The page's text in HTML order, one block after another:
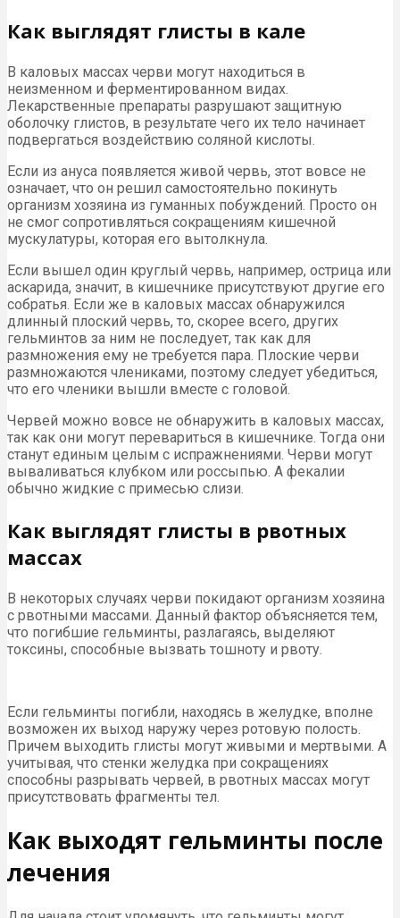
Как выглядят глисты в кале
В каловых массах черви могут находиться в
неизменном и ферментированном видах.
Лекарственные препараты разрушают защитную
оболочку глистов, в результате чего их тело начинает
подвергаться воздействию соляной кислоты.
Если из ануса появляется живой червь, этот вовсе не
означает, что он решил самостоятельно покинуть
организм хозяина из гуманных побуждений. Просто он
не смог сопротивляться сокращениям кишечной
мускулатуры, которая его вытолкнула.
Если вышел один круглый червь, например, острица или
аскарида, значит, в кишечнике присутствуют другие его
собратья. Если же в каловых массах обнаружился
длинный плоский червь, то, скорее всего, других
гельминтов за ним не последует, так как для
размножения ему не требуется пара. Плоские черви
размножаются члениками, поэтому следует убедиться,
что его членики вышли вместе с головой.
Червей можно вовсе не обнаружить в каловых массах,
так как они могут перевариться в кишечнике. Тогда они
станут единым целым с испражнениями. Черви могут
вываливаться клубком или россыпью. А фекалии
обычно жидкие с примесью слизи.
Как выглядят глисты в рвотных
массах
В некоторых случаях черви покидают организм хозяина
с рвотными массами. Данный фактор объясняется тем,
что погибшие гельминты, разлагаясь, выделяют
токсины, способные вызвать тошноту и рвоту.
Если гельминты погибли, находясь в желудке, вполне
возможен их выход наружу через ротовую полость.
Причем выходить глисты могут живыми и мертвыми. А
учитывая, что стенки желудка при сокращениях
способны разрывать червей, в рвотных массах могут
присутствовать фрагменты тел.
Как выходят гельминты после
лечения